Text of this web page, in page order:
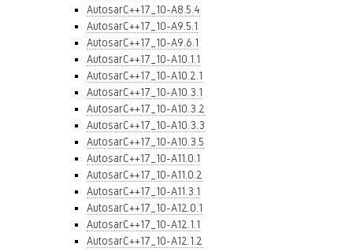
AutosarC++17_10-A8.5.4
AutosarC++17_10-A9.5.1
AutosarC++17_10-A9.6.1
AutosarC++17_10-A10.1.1
AutosarC++17_10-A10.2.1
AutosarC++17_10-A10.3.1
AutosarC++17_10-A10.3.2
AutosarC++17_10-A10.3.3
AutosarC++17_10-A10.3.5
AutosarC++17_10-A11.0.1
AutosarC++17_10-A11.0.2
AutosarC++17_10-A11.3.1
AutosarC++17_10-A12.0.1
AutosarC++17_10-A12.1.1
AutosarC++17_10-A12.1.2